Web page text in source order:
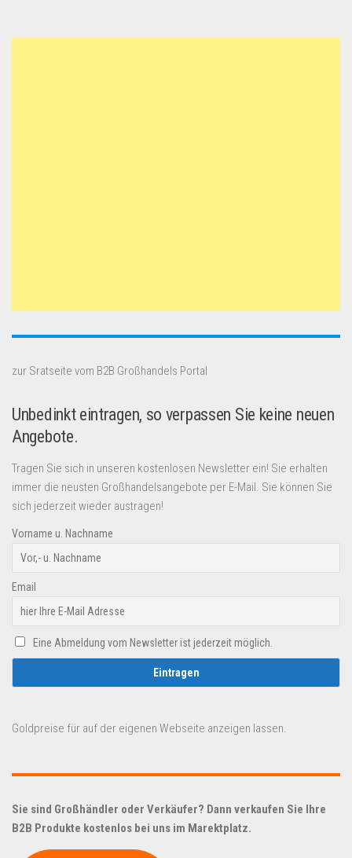
zur Sratseite vom B2B Großhandels Portal
Unbedinkt eintragen, so verpassen Sie keine neuen
Angebote.
Tragen Sie sich in unseren kostenlosen Newsletter ein! Sie erhalten
immer die neusten Großhandelsangebote per E-Mail. Sie können Sie
sich jederzeit wieder austragen!
Vorname u. Nachname
Email
Eine Abmeldung vom Newsletter ist jederzeit möglich.
Goldpreise für auf der eigenen Webseite anzeigen lassen.
Sie sind Großhändler oder Verkäufer? Dann verkaufen Sie Ihre
B2B Produkte kostenlos bei uns im Marektplatz.